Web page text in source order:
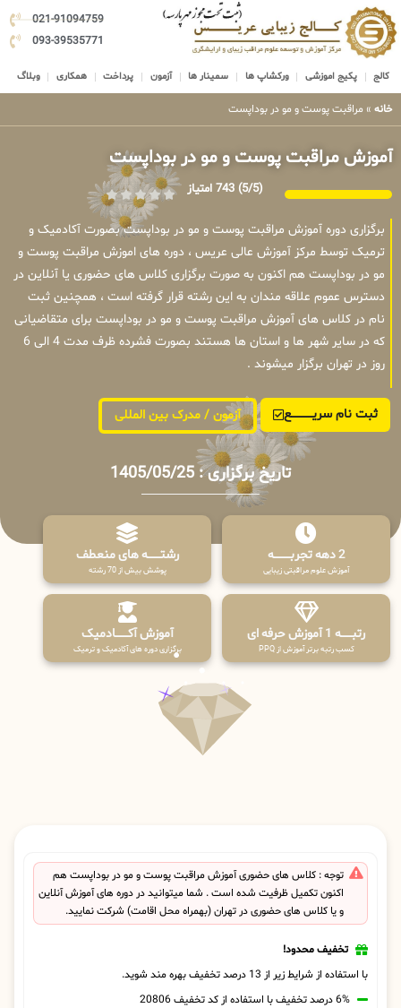
021-91094759
093-39535771
کالج پکیج اموزشی ورکشاپ ها سمینار ها آزمون پرداخت همکاری وبلاگ
خانه » مراقبت پوست و مو در بوداپست
آموزش مراقبت پوست و مو در بوداپست
(5/5) 743 امتیاز
برگزاری دوره آموزش مراقبت پوست و مو در بوداپست بصورت آکادمیک و
ترمیک توسط مرکز آموزش عالی عریس ، دوره های اموزش مراقبت پوست و
مو در بوداپست هم اکنون به صورت برگزاری کلاس های حضوری یا آنلاین در
دسترس عموم علاقه مندان به این رشته قرار گرفته است ، همچنین ثبت
نام در کلاس های آموزش مراقبت پوست و مو در بوداپست برای متقاضیانی
که در سایر شهر ها و استان ها هستند بصورت فشرده ظرف مدت 4 الی 6
روز در تهران برگزار میشوند .
ثبت نام سریــــــــــــع آزمون / مدرک بین المللی
تاریخ برگزاری : 1405/05/25
2 دهه تجربـــــــــه
آموزش علوم مراقبتی زیبایی
رشتـــــــه های منعطف
پوشش بیش از 70 رشته
رتبــــــه 1 آموزش حرفه ای
کسب رتبه برتر آموزش از PPQ
آموزش آکـــــــادمیک
برگزاری دوره های آکادمیک و ترمیک
توجه : کلاس های حضوری آموزش مراقبت پوست و مو در بوداپست هم
اکنون تکمیل ظرفیت شده است . شما میتوانید در دوره های آموزش آنلاین
و یا کلاس های حضوری در تهران (بهمراه محل اقامت) شرکت نمایید.
تخفیف محدود!
با استفاده از شرایط زیر از 13 درصد تخفیف بهره مند شوید.
6% درصد تخفیف با استفاده از کد تخفیف 20806